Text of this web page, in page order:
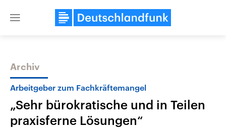
Close
Themen
Archiv
Arbeitgeber zum Fachkräftemangel
„Sehr bürokratische und in Teilen
praxisferne Lösungen“